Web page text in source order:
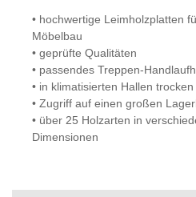
• hochwertige Leimholzplatten
Möbelbau
• geprüfte Qualitäten
• passendes Treppen-
• in klimatisierten Hallen
• Zugriff auf einen großen
• über 25 Holzarten in
Dimensionen